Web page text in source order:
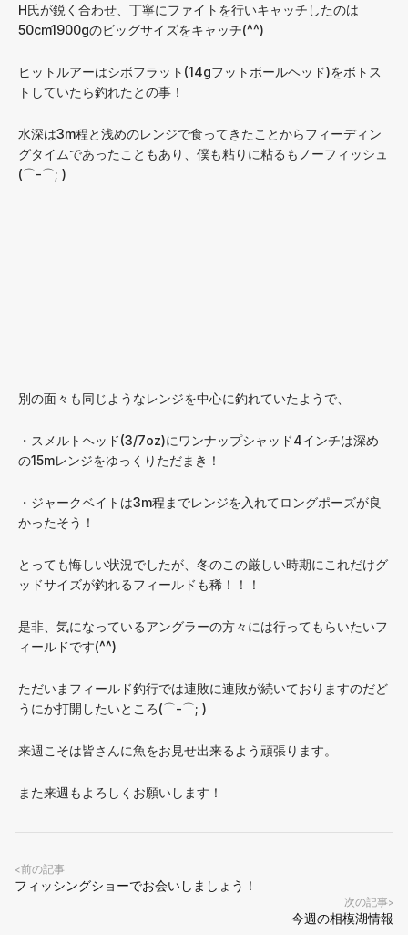
H氏が鋭く合わせ、丁寧にファイトを行いキャッチしたのは
50cm1900gのビッグサイズをキャッチ(^^)
ヒットルアーはシボフラット(14gフットボールヘッド)をボトス
トしていたら釣れたとの事！
水深は3m程と浅めのレンジで食ってきたことからフィーディン
グタイムであったこともあり、僕も粘りに粘るもノーフィッシュ
(⌒-⌒; )
別の面々も同じようなレンジを中心に釣れていたようで、
・スメルトヘッド(3/7oz)にワンナップシャッド4インチは深め
の15mレンジをゆっくりただまき！
・ジャークベイトは3m程までレンジを入れてロングポーズが良
かったそう！
とっても悔しい状況でしたが、冬のこの厳しい時期にこれだけグ
ッドサイズが釣れるフィールドも稀！！！
是非、気になっているアングラーの方々には行ってもらいたいフ
ィールドです(^^)
ただいまフィールド釣行では連敗に連敗が続いておりますのだど
うにか打開したいところ(⌒-⌒; )
来週こそは皆さんに魚をお見せ出来るよう頑張ります。
また来週もよろしくお願いします！
<前の記事
フィッシングショーでお会いしましょう！
次の記事>
今週の相模湖情報